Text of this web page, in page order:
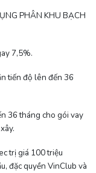
PHÂN KHU BẠCH
7,5%.
tiến độ lên đến 36
36 tháng cho gói vay
trị giá 100 triệu
đặc quyền VinClub và